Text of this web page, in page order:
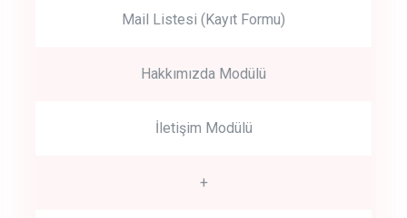
Mail Listesi (Kayıt Formu)
Hakkımızda Modülü
İletişim Modülü
+